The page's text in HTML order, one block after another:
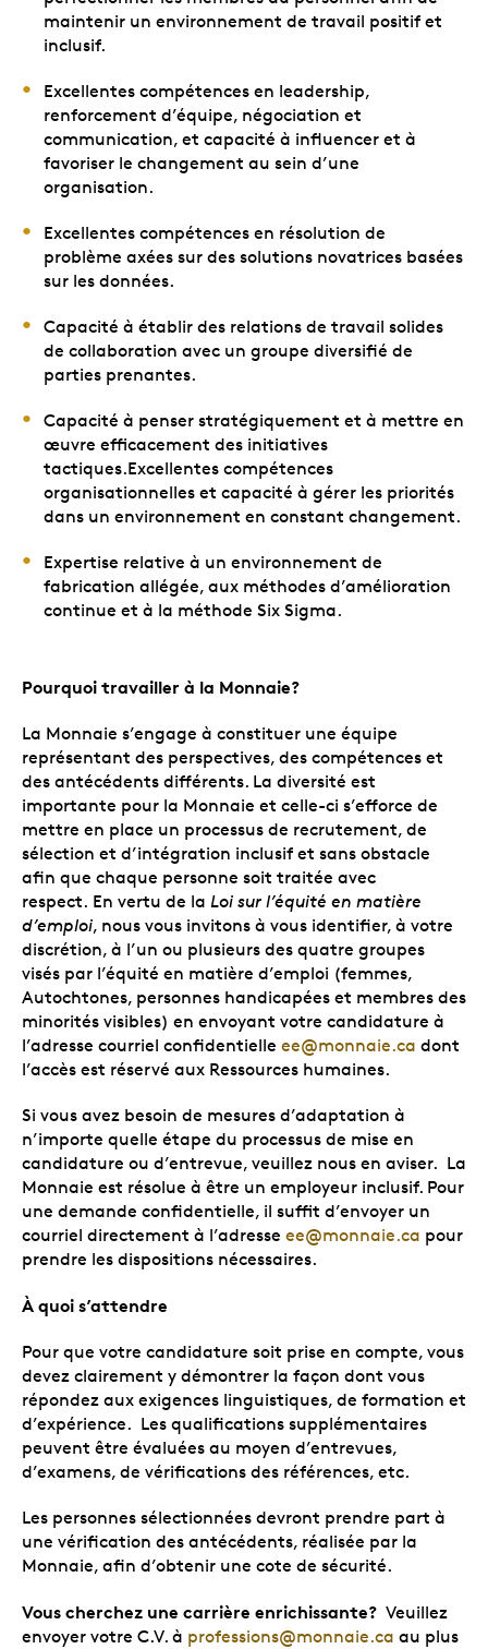
maintenir un environnement de travail positif et
inclusif.
Excellentes compétences en leadership,
renforcement d’équipe, négociation et
communication, et capacité à influencer et à
favoriser le changement au sein d’une
organisation.
Excellentes compétences en résolution de
problème axées sur des solutions novatrices basées
sur les données.
Capacité à établir des relations de travail solides
de collaboration avec un groupe diversifié de
parties prenantes.
Capacité à penser stratégiquement et à mettre en
œuvre efficacement des initiatives
tactiques.Excellentes compétences
organisationnelles et capacité à gérer les priorités
dans un environnement en constant changement.
Expertise relative à un environnement de
fabrication allégée, aux méthodes d’amélioration
continue et à la méthode Six Sigma.
Pourquoi travailler à la Monnaie?
La Monnaie s’engage à constituer une équipe
représentant des perspectives, des compétences et
des antécédents différents. La diversité est
importante pour la Monnaie et celle-ci s’efforce de
mettre en place un processus de recrutement, de
sélection et d’intégration inclusif et sans obstacle
afin que chaque personne soit traitée avec
respect. En vertu de la Loi sur l’équité en matière
d’emploi, nous vous invitons à vous identifier, à votre
discrétion, à l’un ou plusieurs des quatre groupes
visés par l’équité en matière d’emploi (femmes,
Autochtones, personnes handicapées et membres des
minorités visibles) en envoyant votre candidature à
l’adresse courriel confidentielle ee@monnaie.ca dont
l’accès est réservé aux Ressources humaines.
Si vous avez besoin de mesures d’adaptation à
n’importe quelle étape du processus de mise en
candidature ou d’entrevue, veuillez nous en aviser. La
Monnaie est résolue à être un employeur inclusif. Pour
une demande confidentielle, il suffit d’envoyer un
courriel directement à l’adresse ee@monnaie.ca pour
prendre les dispositions nécessaires.
À quoi s’attendre
Pour que votre candidature soit prise en compte, vous
devez clairement y démontrer la façon dont vous
répondez aux exigences linguistiques, de formation et
d’expérience. Les qualifications supplémentaires
peuvent être évaluées au moyen d’entrevues,
d’examens, de vérifications des références, etc.
Les personnes sélectionnées devront prendre part à
une vérification des antécédents, réalisée par la
Monnaie, afin d’obtenir une cote de sécurité.
Vous cherchez une carrière enrichissante? Veuillez
envoyer votre C.V. à professions@monnaie.ca au plus